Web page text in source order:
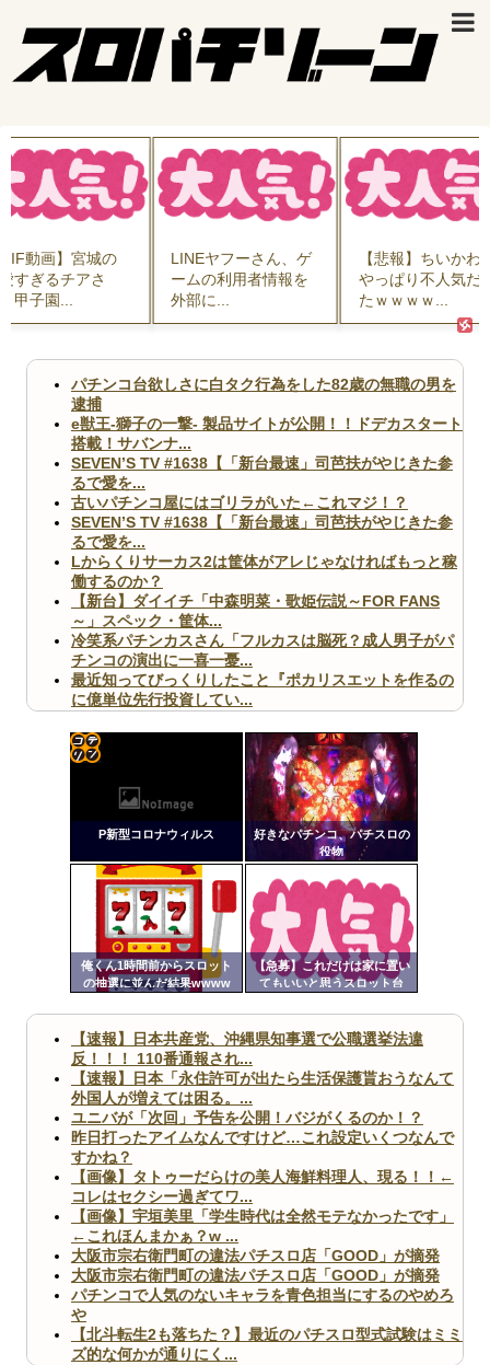
ヤフーさん、ゲ
の利用者情報を
に...
【悲報】ちいかわ、
やっぱり不人気だっ
たｗｗｗｗ...
【悲報】ゲーム配
ユーチューバー…
賃8万円の...
パチンコ台欲しさに白タク行為をした82歳の無職の男を
逮捕
e獣王-獅子の一撃- 製品サイトが公開！！ドデカスタート
搭載！サバンナ...
SEVEN’S TV #1638【「新台最速」司芭扶がやじきた参
るで愛を...
古いパチンコ屋にはゴリラがいた←これマジ！？
SEVEN’S TV #1638【「新台最速」司芭扶がやじきた参
るで愛を...
Lからくりサーカス2は筐体がアレじゃなければもっと稼
働するのか？
【新台】ダイイチ「中森明菜・歌姫伝説～FOR FANS
～」スペック・筐体...
冷笑系パチンカスさん「フルカスは脳死？成人男子がパ
チンコの演出に一喜一憂...
最近知ってびっくりしたこと『ポカリスエットを作るの
に億単位先行投資してい...
ますｗ」←これどうす...
【閲覧注意】俺が近くにいると機械が壊れるんだけどさ
【画像】ペプシコーラ社、「こういうのでいいんだよ」
な新商品を発売
Powered by livedoor 相互RSS
P新型コロナウィルス
好きなパチンコ、パチスロの
役物
俺くん1時間前からスロット
の抽選に並んだ結果wwww
【急募】これだけは家に置い
てもいいと思うスロット台
定リ
ンク
自動
更新
ツー
【速報】日本共産党、沖縄県知事選で公職選挙法違
反！！！ 110番通報され...
【速報】日本「永住許可が出たら生活保護貰おうなんて
外国人が増えては困る。...
ユニバが「次回」予告を公開！バジがくるのか！？
昨日打ったアイムなんですけど…これ設定いくつなんで
すかね？
【画像】タトゥーだらけの美人海鮮料理人、現る！！←
コレはセクシー過ぎてワ...
【画像】宇垣美里「学生時代は全然モテなかったです」
←これほんまかぁ？w ...
大阪市宗右衛門町の違法パチスロ店「GOOD」が摘発
大阪市宗右衛門町の違法パチスロ店「GOOD」が摘発
パチンコで人気のないキャラを青色担当にするのやめろ
や
【北斗転生2も落ちた？】最近のパチスロ型式試験はミミ
ズ的な何かが通りにく...